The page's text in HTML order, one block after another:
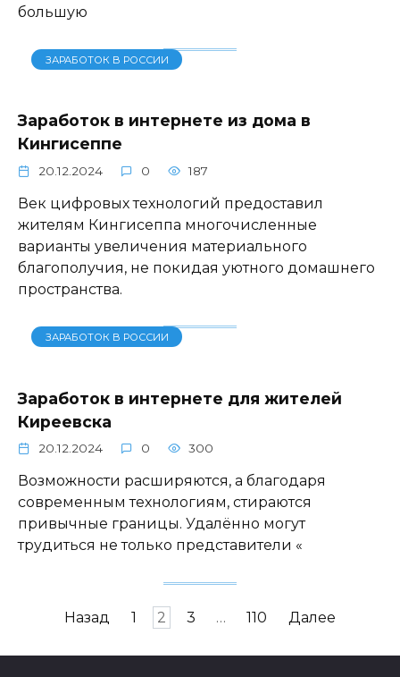
большую
ЗАРАБОТОК В РОССИИ
Заработок в интернете из дома в
Кингисеппе
20.12.2024 0 187
Век цифровых технологий предоставил
жителям Кингисеппа многочисленные
варианты увеличения материального
благополучия, не покидая уютного домашнего
пространства.
ЗАРАБОТОК В РОССИИ
Заработок в интернете для жителей
Киреевска
20.12.2024 0 300
Возможности расширяются, а благодаря
современным технологиям, стираются
привычные границы. Удалённо могут
трудиться не только представители «
Пагинация
Назад 1 2 3 … 110 Далее